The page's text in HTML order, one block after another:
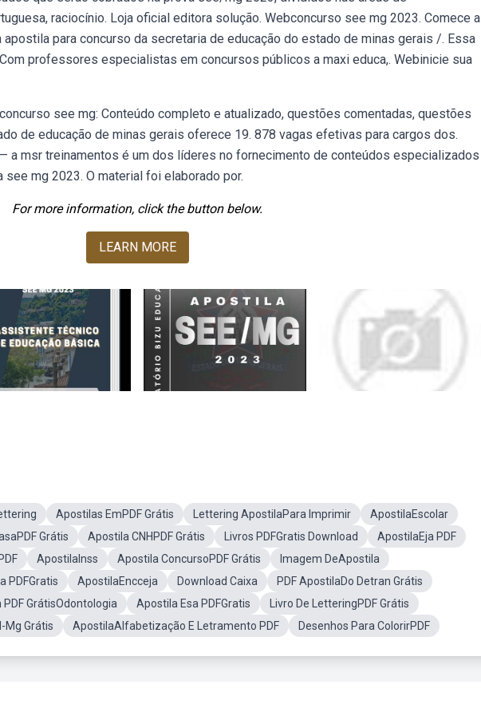
raciocínio. Loja oficial editora solução. Webconcurso see mg 2023. Comece a
apostila para concurso da secretaria de educação do estado de minas gerais /. Essa
professores especialistas em concursos públicos a maxi educa,. Webinicie sua
see mg: Conteúdo completo e atualizado, questões comentadas, questões
de educação de minas gerais oferece 19. 878 vagas efetivas para cargos dos.
a msr treinamentos é um dos líderes no fornecimento de conteúdos especializados
mg 2023. O material foi elaborado por.
For more information, click the button below.
LEARN MORE
Apostilas EmPDF Grátis Lettering ApostilaPara Imprimir
ApostilaEscolar
Grátis Apostila CNHPDF Grátis Livros PDFGratis Download
ApostilaEja PDF
ApostilaInss Apostila ConcursoPDF Grátis
Imagem DeApostila
PDFGratis ApostilaEncceja Download Caixa
PDF ApostilaDo Detran Grátis
GrátisOdontologia Apostila Esa PDFGratis
Livro De LetteringPDF Grátis
Mg Grátis ApostilaAlfabetização E Letramento PDF Desenhos Para ColorirPDF